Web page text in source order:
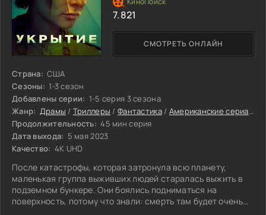
Страна: США
Сезоны: 1-3 сезон
Добавлены серии: 1-5 серия 3 сезона
Жанр: Драмы / Триллеры /Фантастика/ Американские сериалы
Продолжительность: 45 мин серия
Дата выхода: 5 мая 2023
Качество: 4K UHD
После катастрофы, которая затронула всю планету,
маленькая группа выживших людей старалась выжить в
подземном бункере. Они боялись подниматься на
поверхность, потому что знали: смерть там будет очень
СМОТРЕТЬ ОНЛАЙН
7.821